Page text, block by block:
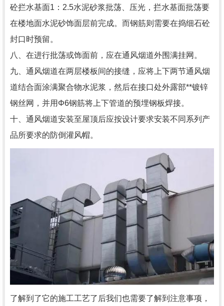
砼拦水基面1：2.5水泥砂浆批荡、压光，拦水基面批荡要
在楼地面水泥砂饰面层前完成。而钢筋则需要在捣细石砼
封口时预留。
八、在进行批荡或饰面前，应在通风烟道外围满挂网。
九、通风烟道在两层楼板间的接缝，应将上下两节通风烟
道结合面涂满聚合物水泥浆，然后在接口处外露部**镀锌
钢丝网，并用Φ6钢筋将上下管道的预埋钢板焊接。
十、通风烟道安装至屋顶后应按设计要求安装不同系列产
品所要求的防倒灌风帽。
了解到了它的施工工艺了后我们也需要了解到注意事项，